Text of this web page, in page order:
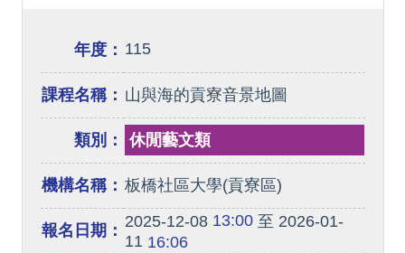
年度： 115
課程名稱： 山與海的貢寮音景地圖
類別： 休閒藝文類
機構名稱： 板橋社區大學(貢寮區)
報名日期： 2025-12-0813:00至 2026-01-
1116:06